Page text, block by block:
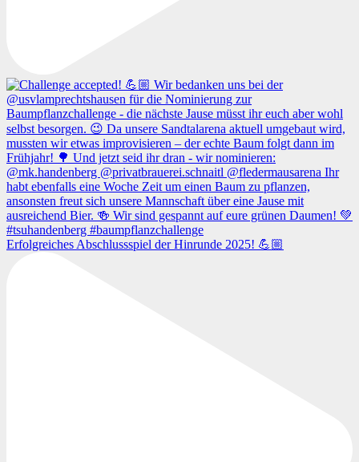
Erfolgreiches Abschlussspiel der Hinrunde 2025! 💪🏼